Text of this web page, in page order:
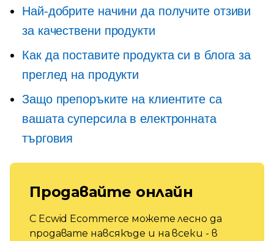
Най-добрите начини да получите отзиви
за качествени продукти
Как да поставите продукта си в блога за
преглед на продукти
Защо препоръките на клиентите са
вашата суперсила в електронната
търговия
Продавайте онлайн
С Ecwid Ecommerce можете лесно да
продавате навсякъде и на всеки - в